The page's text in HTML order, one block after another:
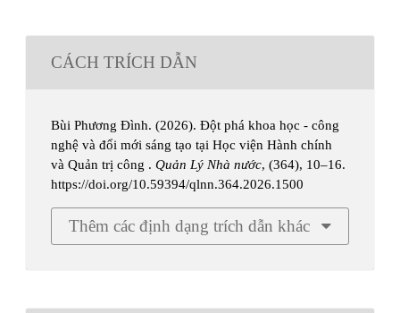
CÁCH TRÍCH DẪN
Bùi Phương Đình. (2026). Đột phá khoa học - công
nghệ và đổi mới sáng tạo tại Học viện Hành chính
và Quản trị công .Quản Lý Nhà nước, (364), 10–16.
https://doi.org/10.59394/qlnn.364.2026.1500
Thêm các định dạng trích dẫn khác